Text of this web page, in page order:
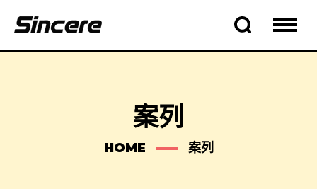
案列
HOME 案列